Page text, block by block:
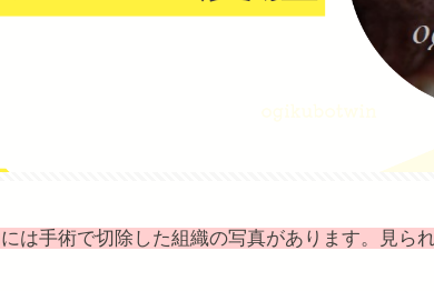
は手術で切除した組織の写真があります。見ら